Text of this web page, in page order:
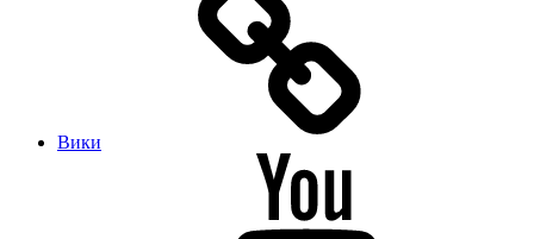
Вики